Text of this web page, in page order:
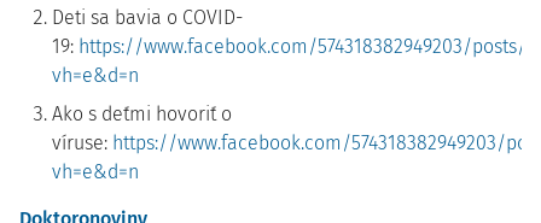
Deti sa bavia o COVID-
19: https://www.facebook.com/574318382949203/posts/
vh=e&d=n
Ako s deťmi hovoriť o
víruse: https://www.facebook.com/574318382949203/
vh=e&d=n